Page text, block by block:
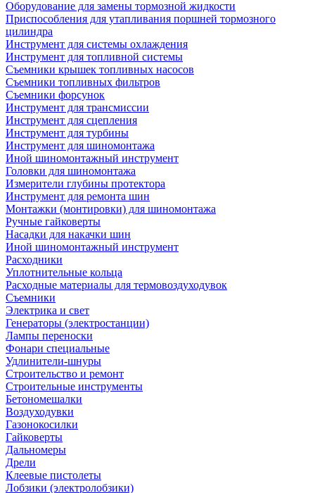
Оборудование для замены тормозной жидкости
Приспособления для утапливания поршней тормозного
цилиндра
Инструмент для системы охлаждения
Инструмент для топливной системы
Съемники крышек топливных насосов
Съемники топливных фильтров
Съемники форсунок
Инструмент для трансмиссии
Инструмент для сцепления
Инструмент для турбины
Инструмент для шиномонтажа
Иной шиномонтажный инструмент
Головки для шиномонтажа
Измерители глубины протектора
Инструмент для ремонта шин
Монтажки (монтировки) для шиномонтажа
Ручные гайковерты
Насадки для накачки шин
Иной шиномонтажный инструмент
Расходники
Уплотнительные кольца
Расходные материалы для термовоздуходувок
Съемники
Электрика и свет
Генераторы (электростанции)
Лампы переноски
Фонари специальные
Удлинители-шнуры
Строительство и ремонт
Строительные инструменты
Бетономешалки
Воздуходувки
Газонокосилки
Гайковерты
Дальномеры
Дрели
Клеевые пистолеты
Лобзики (электролобзики)